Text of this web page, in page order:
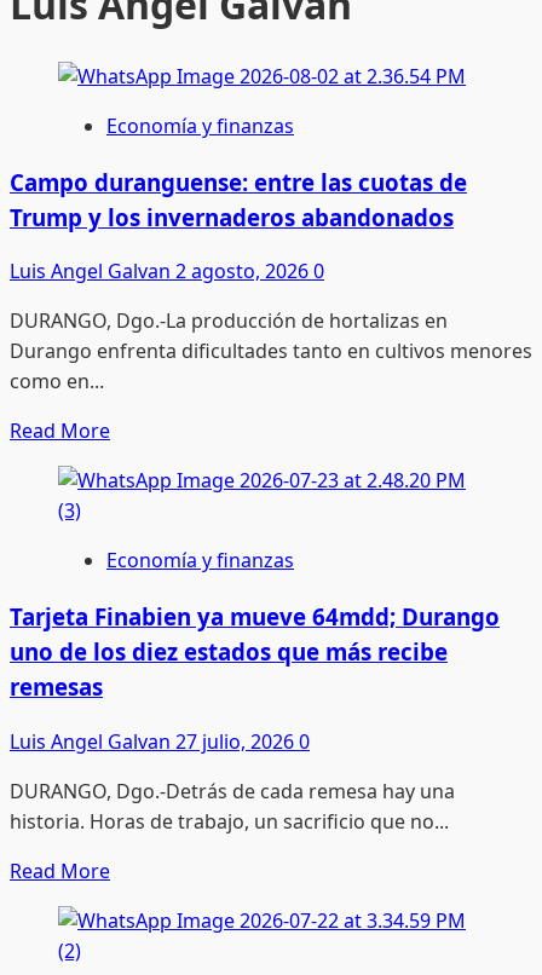
Economía y finanzas
Campo duranguense: entre las cuotas de
Trump y los invernaderos abandonados
Luis Angel Galvan 2 agosto, 20260
DURANGO, Dgo.-La producción de hortalizas en
Durango enfrenta dificultades tanto en cultivos menores
como en...
Read MoreRead
about
duranguense:
las
cuotas
de
y
invernaderos
abandonados
Economía y finanzas
Tarjeta Finabien ya mueve 64mdd; Durango
uno de los diez estados que más recibe
remesas
Luis Angel Galvan 27 julio, 20260
DURANGO, Dgo.-Detrás de cada remesa hay una
historia. Horas de trabajo, un sacrificio que no...
Read MoreRead
about